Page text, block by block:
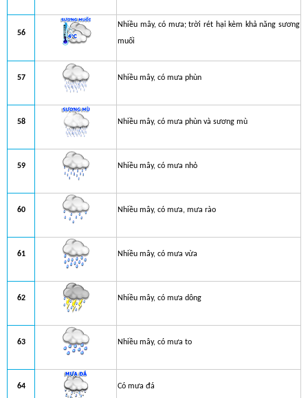
56
Nhiều mây, có mưa; trời rét hại kèm khả năng sương
muối
57 Nhiều mây, có mưa phùn
58 Nhiều mây, có mưa phùn và sương mù
59 Nhiều mây, có mưa nhỏ
60 Nhiều mây, có mưa, mưa rào
61 Nhiều mây, có mưa vừa
62 Nhiều mây, có mưa dông
63 Nhiều mây, có mưa to
64 Có mưa đá